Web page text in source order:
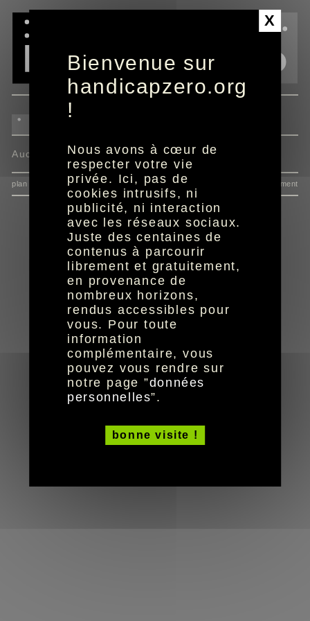
Aucun programme disponible
plan du site données personnelles consentement
© HandiCaPZéro -réalisation aYaline
X
Bienvenue sur
handicapzero.org
!
Nous avons à cœur de
respecter votre vie
privée. Ici, pas de
cookies intrusifs, ni
publicité, ni interaction
avec les réseaux sociaux.
Juste des centaines de
contenus à parcourir
librement et gratuitement,
en provenance de
nombreux horizons,
rendus accessibles pour
vous. Pour toute
information
complémentaire, vous
pouvez vous rendre sur
notre page ”données
personnelles”.
bonne visite !